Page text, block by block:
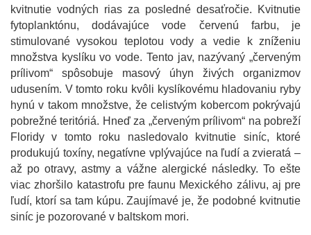
kvitnutie vodných rias za posledné desaťročie. Kvitnutie
fytoplanktónu, dodávajúce vode červenú farbu, je
stimulované vysokou teplotou vody a vedie k zníženiu
množstva kyslíku vo vode. Tento jav, nazývaný „červeným
prílivom“ spôsobuje masový úhyn živých organizmov
udusením. V tomto roku kvôli kyslíkovému hladovaniu ryby
hynú v takom množstve, že celistvým kobercom pokrývajú
pobrežné teritóriá. Hneď za „červeným prílivom“ na pobreží
Floridy v tomto roku nasledovalo kvitnutie siníc, ktoré
produkujú toxíny, negatívne vplývajúce na ľudí a zvieratá –
až po otravy, astmy a vážne alergické následky. To ešte
viac zhoršilo katastrofu pre faunu Mexického zálivu, aj pre
ľudí, ktorí sa tam kúpu. Zaujímavé je, že podobné kvitnutie
siníc je pozorované v baltskom mori.